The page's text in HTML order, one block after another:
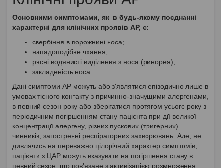
Основними симптомами, які в будь-якому поєднанні
характерні для клінічних проявів АР, є:
свербіння в порожнині носа;
нападоподібне чхання;
рясні водянисті виділення з носа (ринорея);
закладеність носа.
Дані симптоми АР можуть або з'являтися епізодично лише в
умовах тісного контакту з причинно-значущими алергенами,
в певний сезон року або зберігатися протягом усього року з
періодичним погіршенням стану пацієнта при дії великої
концентрації алергену, різних пускових (тригерних)
чинників, загостренні респіраторних захворювань. Але, не
дивлячись на переважно цілорічний характер симптомів,
пацієнти з ЦАР можуть вказувати на погіршення стану в
певний сезон, що пов'язане з активізацією розмноження